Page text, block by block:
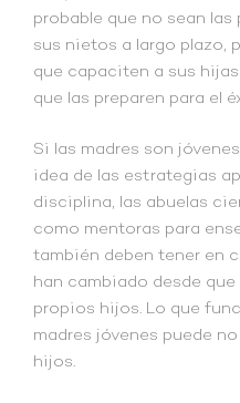
probable que no sean
sus nietos a largo plazo,
que capaciten a sus
que las preparen para el
Si las madres son
idea de las estrategias
disciplina, las abuelas
como mentoras para
también deben tener en
han cambiado desde
propios hijos. Lo que
madres jóvenes puede
hijos.